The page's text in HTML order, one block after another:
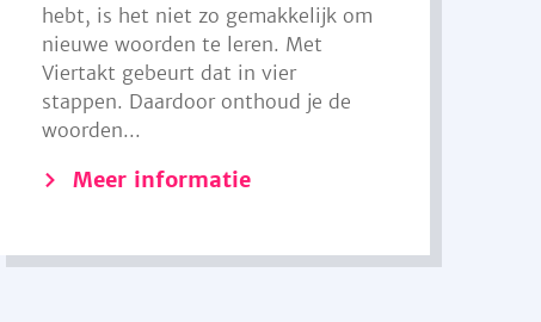
hebt, is het niet zo gemakkelijk om
nieuwe woorden te leren. Met
Viertakt gebeurt dat in vier
stappen. Daardoor onthoud je de
woorden...
Meer informatie